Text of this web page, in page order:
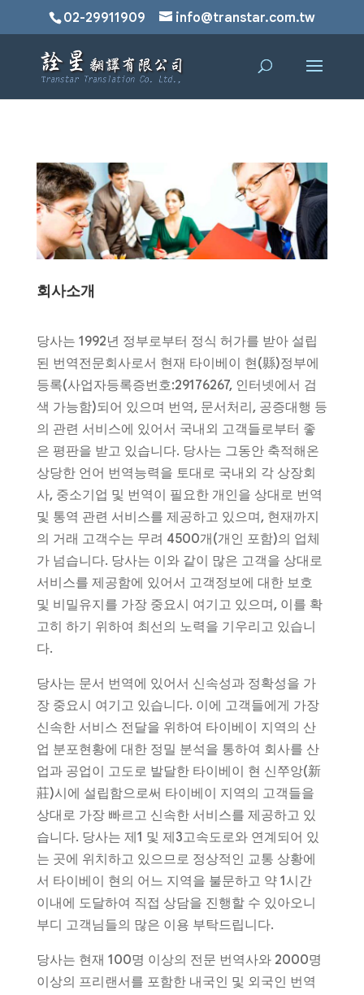
02-29911909 info@transtar.com.tw
회사소개
당사는 1992년 정부로부터 정식 허가를 받아 설립
된 번역전문회사로서 현재 타이베이 현(縣)정부에
등록(사업자등록증번호:29176267, 인터넷에서 검
색 가능함)되어 있으며 번역, 문서처리, 공증대행 등
의 관련 서비스에 있어서 국내외 고객들로부터 좋
은 평판을 받고 있습니다. 당사는 그동안 축적해온
상당한 언어 번역능력을 토대로 국내외 각 상장회
사, 중소기업 및 번역이 필요한 개인을 상대로 번역
및 통역 관련 서비스를 제공하고 있으며, 현재까지
의 거래 고객수는 무려 4500개(개인 포함)의 업체
가 넘습니다. 당사는 이와 같이 많은 고객을 상대로
서비스를 제공함에 있어서 고객정보에 대한 보호
및 비밀유지를 가장 중요시 여기고 있으며, 이를 확
고히 하기 위하여 최선의 노력을 기우리고 있습니
다.
당사는 문서 번역에 있어서 신속성과 정확성을 가
장 중요시 여기고 있습니다. 이에 고객들에게 가장
신속한 서비스 전달을 위하여 타이베이 지역의 산
업 분포현황에 대한 정밀 분석을 통하여 회사를 산
업과 공업이 고도로 발달한 타이베이 현 신쭈앙(新
莊)시에 설립함으로써 타이베이 지역의 고객들을
상대로 가장 빠르고 신속한 서비스를 제공하고 있
습니다. 당사는 제1 및 제3고속도로와 연계되어 있
는 곳에 위치하고 있으므로 정상적인 교통 상황에
서 타이베이 현의 어느 지역을 불문하고 약 1시간
이내에 도달하여 직접 상담을 진행할 수 있아오니
부디 고객님들의 많은 이용 부탁드립니다.
당사는 현재 100명 이상의 전문 번역사와 2000명
이상의 프리랜서를 포함한 내국인 및 외국인 번역